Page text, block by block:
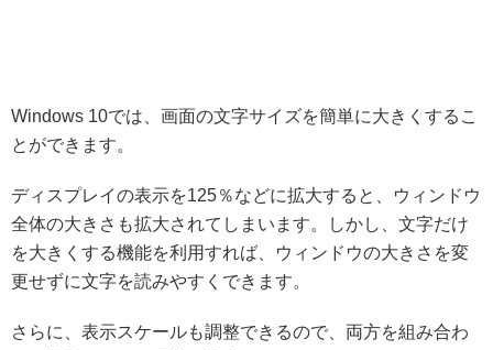
Windows 10では、画面の文字サイズを簡単に大きくするこ
とができます。
ディスプレイの表示を125％などに拡大すると、ウィンドウ
全体の大きさも拡大されてしまいます。しかし、文字だけ
を大きくする機能を利用すれば、ウィンドウの大きさを変
更せずに文字を読みやすくできます。
さらに、表示スケールも調整できるので、両方を組み合わ